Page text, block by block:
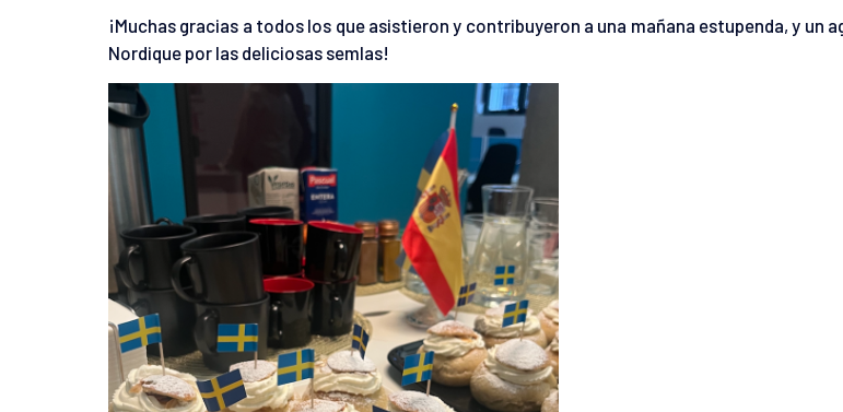
¡Muchas gracias a todos los que asistieron y contribuyeron a una mañana estupenda, y un
Nordique por las deliciosas semlas!